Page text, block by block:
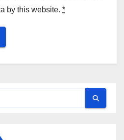
by this website. *